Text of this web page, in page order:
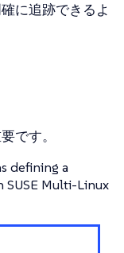
に追跡できるよ
です。
defining a
Multi-Linux